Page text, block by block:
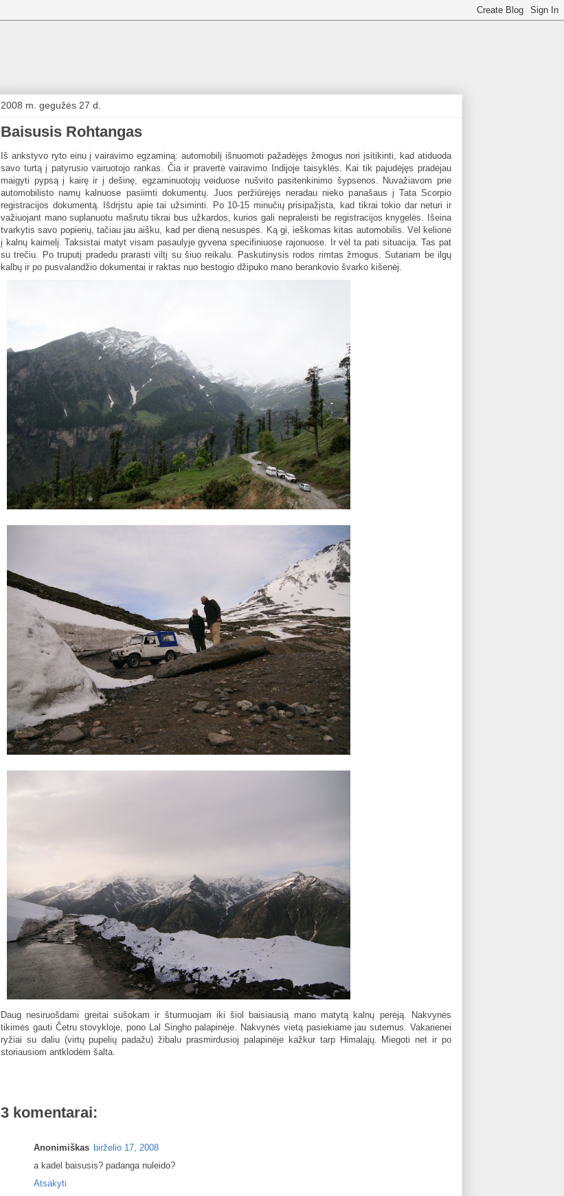
2008 m. gegužės 27 d.
Baisusis Rohtangas
Iš ankstyvo ryto einu į vairavimo egzaminą: automobilį išnuomoti pažadėjęs žmogus nori įsitikinti, kad atiduoda
savo turtą į patyrusio vairuotojo rankas. Čia ir pravertė vairavimo Indijoje taisyklės. Kai tik pajudėjęs pradėjau
maigyti pypsą į kairę ir į dešinę, egzaminuotojų veiduose nušvito pasitenkinimo šypsenos. Nuvažiavom prie
automobilisto namų kalnuose pasiimti dokumentų. Juos peržiūrėjęs neradau nieko panašaus į Tata Scorpio
registracijos dokumentą. Išdrįstu apie tai užsiminti. Po 10-15 minučių prisipažįsta, kad tikrai tokio dar neturi ir
važiuojant mano suplanuotu mašrutu tikrai bus užkardos, kurios gali nepraleisti be registracijos knygelės. Išeina
tvarkytis savo popierių, tačiau jau aišku, kad per dieną nesuspės. Ką gi, ieškomas kitas automobilis. Vėl kelionė
į kalnų kaimelį. Taksistai matyt visam pasaulyje gyvena specifiniuose rajonuose. Ir vėl ta pati situacija. Tas pat
su trečiu. Po truputį pradedu prarasti viltį su šiuo reikalu. Paskutinysis rodos rimtas žmogus. Sutariam be ilgų
kalbų ir po pusvalandžio dokumentai ir raktas nuo bestogio džipuko mano berankovio švarko kišenėj.
Daug nesiruošdami greitai sušokam ir šturmuojam iki šiol baisiausią mano matytą kalnų perėją. Nakvynės
tikimės gauti Četru stovykloje, pono Lal Singho palapinėje. Nakvynės vietą pasiekiame jau sutemus. Vakarienei
ryžiai su daliu (virtų pupelių padažu) žibalu prasmirdusioj palapinėje kažkur tarp Himalajų. Miegoti net ir po
storiausiom antklodėm šalta.
3 komentarai:
Anonimiškas birželio 17, 2008
a kadel baisusis? padanga nuleido?
Atsakyti